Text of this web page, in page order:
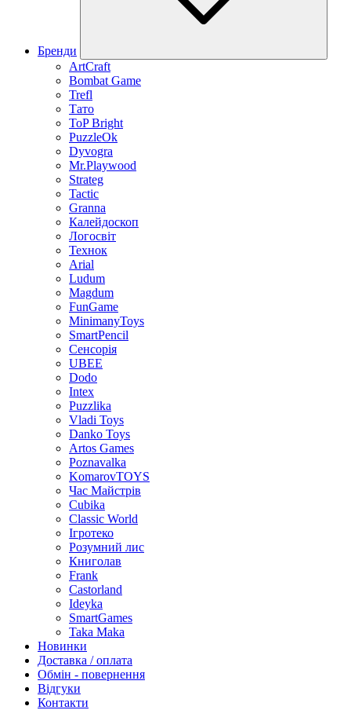
Бренди
ArtCraft
Bombat Game
Trefl
Тато
ToP Bright
PuzzleOk
Dyvogra
Mr.Playwood
Strateg
Tactic
Granna
Калейдоскоп
Логосвіт
Технок
Arial
Ludum
Magdum
FunGame
MinimanyToys
SmartPencil
Сенсорія
UBEE
Dodo
Intex
Puzzlika
Vladi Toys
Danko Toys
Artos Games
Poznavalka
KomarovTOYS
Час Майстрів
Cubika
Classic World
Ігротеко
Розумний лис
Книголав
Frank
Castorland
Ideyka
SmartGames
Taka Maka
Новинки
Доставка / оплата
Обмін - повернення
Відгуки
Контакти